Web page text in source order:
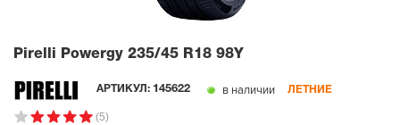
Pirelli Powergy 235/45 R18 98Y
АРТИКУЛ: 145622 в наличии ЛЕТНИЕ
(5)